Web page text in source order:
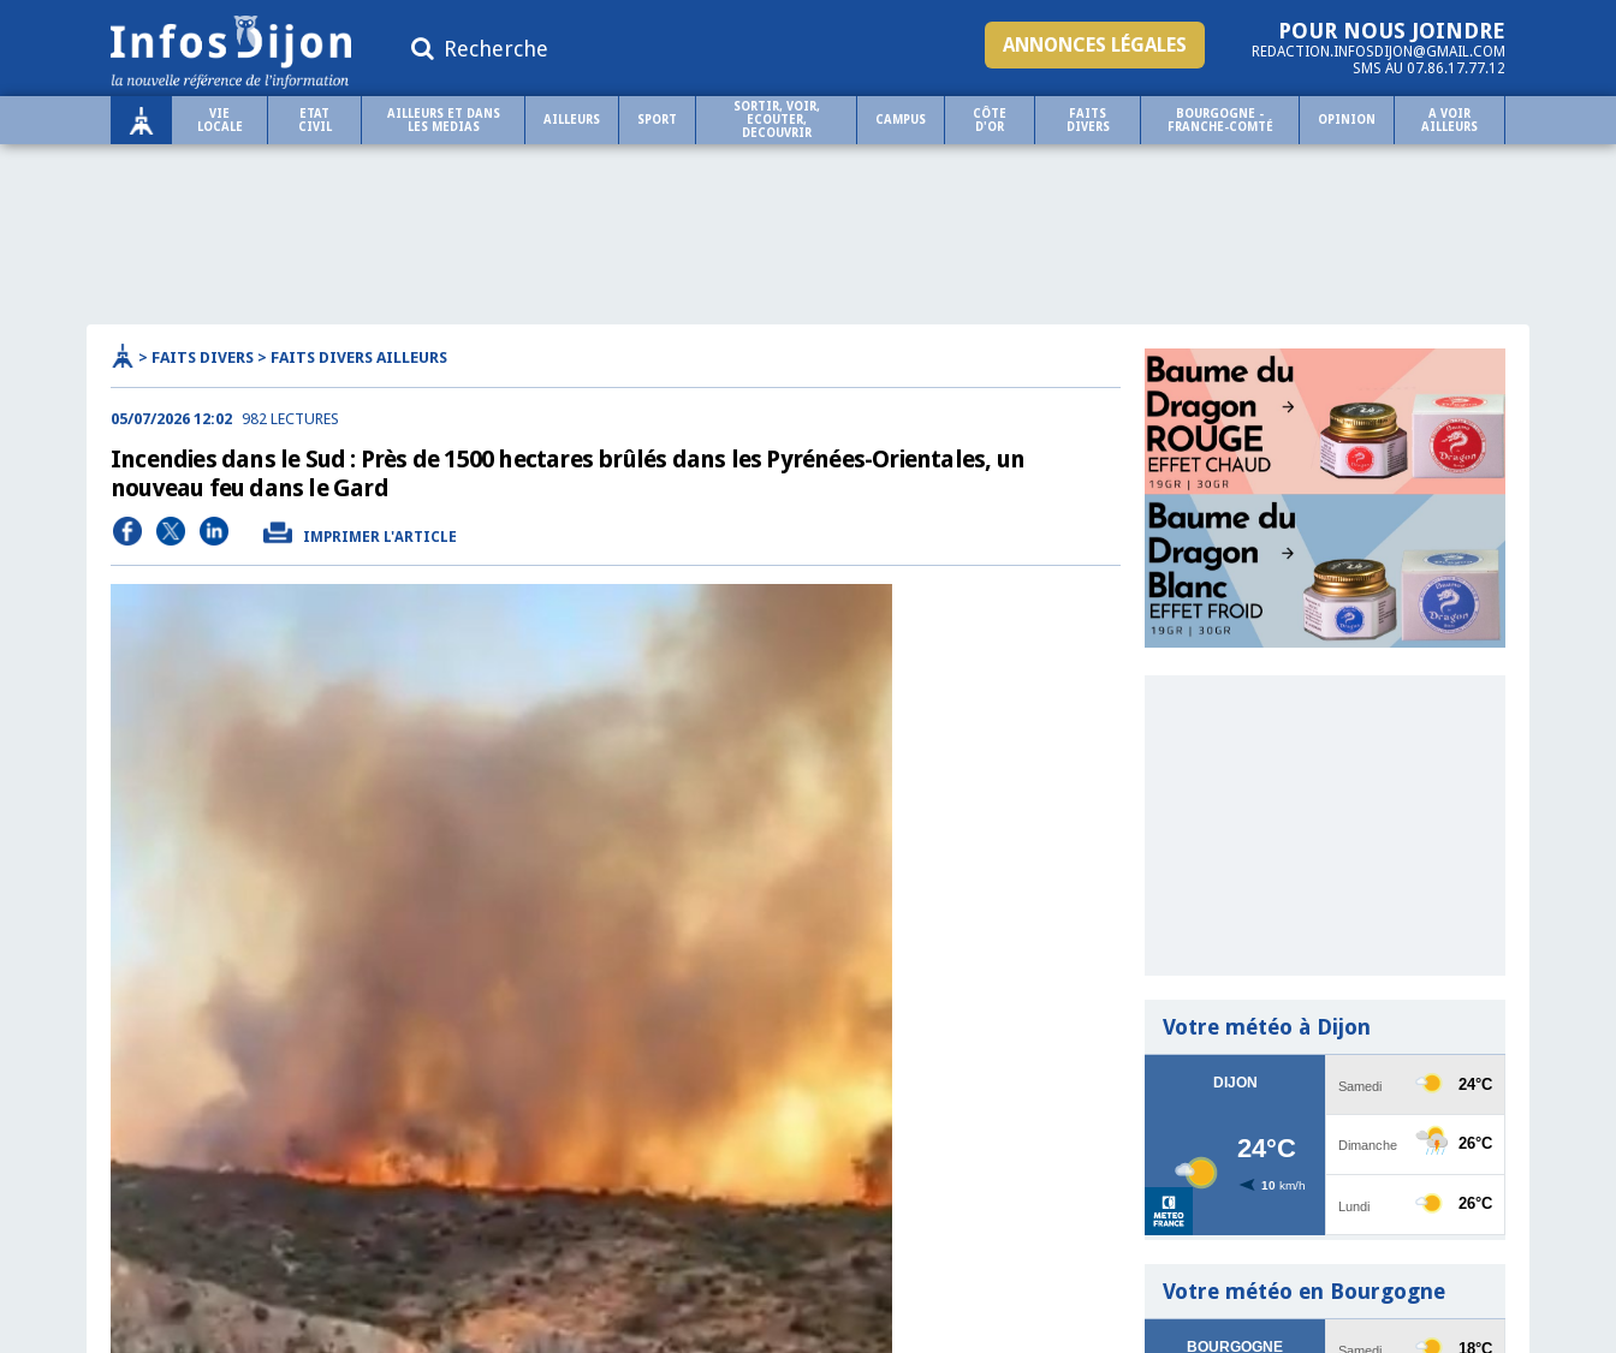
Recherche
POUR NOUS JOINDRE
REDACTION.INFOSDIJON@GMAIL.COM
SMS AU 07.86.17.77.12
ANNONCES LÉGALES
VIE
LOCALE
ETAT
CIVIL
AILLEURS ET DANS
LES MEDIAS
AILLEURS SPORT
SORTIR, VOIR,
ECOUTER,
DECOUVRIR
CAMPUS
CÔTE
D'OR
FAITS
DIVERS
BOURGOGNE -
FRANCHE-COMTÉ
OPINION
A VOIR
AILLEURS
> FAITS DIVERS > FAITS DIVERS AILLEURS
05/07/2026 12:02 982 LECTURES
Incendies dans le Sud : Près de 1500 hectares brûlés dans les Pyrénées-Orientales, un
nouveau feu dans le Gard
IMPRIMER L'ARTICLE
Votre météo à Dijon
Votre météo en Bourgogne